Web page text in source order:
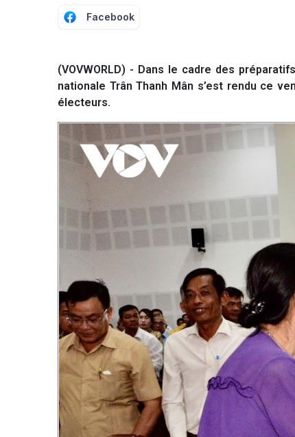
Facebook
(VOVWORLD) - Dans le cadre des
nationale Trân Thanh Mân s’est rendu ce
électeurs.